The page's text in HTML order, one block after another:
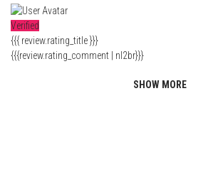
Verified
{{{ review.rating_title }}}
{{{review.rating_comment | nl2br}}}
SHOW MORE